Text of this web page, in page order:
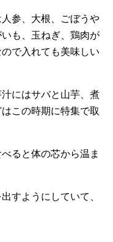
参、大根、ごぼうや
も、玉ねぎ、鶏肉が
で入れても美味しい
にはサバと山芋、煮
この時期に特集で取
ると体の芯から温ま
すようにしていて、